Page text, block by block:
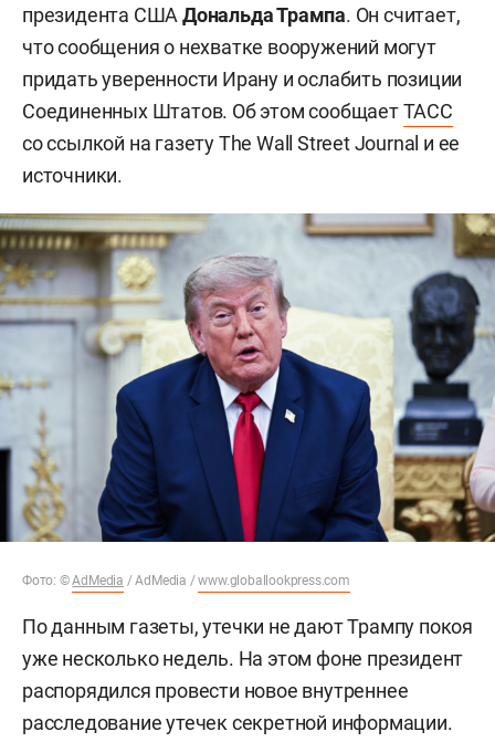
президента СШАДональда Трампа. Он считает,
что сообщения о нехватке вооружений могут
придать уверенности Ирану и ослабить позиции
Соединенных Штатов. Об этом сообщаетТАСС
со ссылкой на газету The Wall Street Journal и ее
источники.
Фото: ©AdMedia / AdMedia /www.globallookpress.com
По данным газеты, утечки не дают Трампу покоя
уже несколько недель. На этом фоне президент
распорядился провести новое внутреннее
расследование утечек секретной информации.